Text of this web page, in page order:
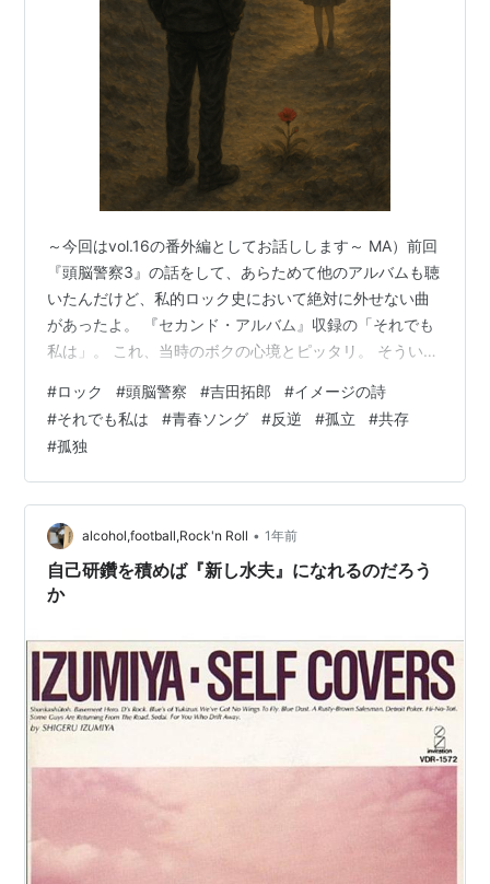
～今回はvol.16の番外編としてお話しします～ MA）前回
『頭脳警察3』の話をして、あらためて他のアルバムも聴
いたんだけど、私的ロック史において絶対に外せない曲
があったよ。 『セカンド・アルバム』収録の「それでも
私は」。 これ、当時のボクの心境とピッタリ。 そういえ
な、と思い出した。同じように長い曲なんだけど、この
ふたつ、高校時代のボクのテーマ曲みたいな存在だった
んだよ。 先生）その2曲を並べるのは面白いね。 頭脳警
察の「それでも私は」は、周囲とうまく折り合えない若
者が、それでも何かを求め続けようとする歌だと思う。
怒りだけではなく、「生きるとは…
#ロック #頭脳警察 #吉田拓郎 #イメージの詩
#それでも私は #青春ソング #反逆 #孤立 #共存
#孤独
alcohol,football,Rock'n Roll • 1年前
自己研鑽を積めば『新し水夫』になれるのだろう
か